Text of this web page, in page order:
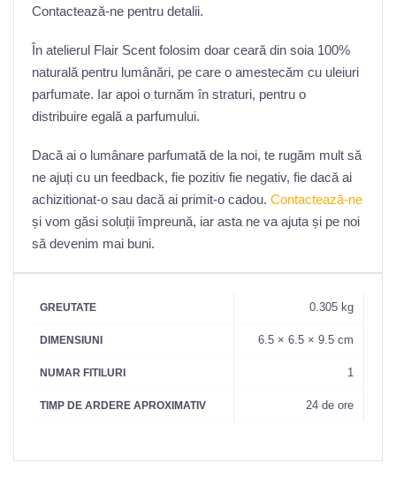
Contactează-ne pentru detalii.
În atelierul Flair Scent folosim doar ceară din soia 100%
naturală pentru lumânări, pe care o amestecăm cu uleiuri
parfumate. Iar apoi o turnăm în straturi, pentru o
distribuire egală a parfumului.
Dacă ai o lumânare parfumată de la noi, te rugăm mult să
ne ajuți cu un feedback, fie pozitiv fie negativ, fie dacă ai
achizitionat-o sau dacă ai primit-o cadou. Contactează-ne
și vom găsi soluții împreună, iar asta ne va ajuta și pe noi
să devenim mai buni.
GREUTATE 0.305 kg
DIMENSIUNI 6.5 × 6.5 × 9.5 cm
NUMAR FITILURI 1
TIMP DE ARDERE APROXIMATIV 24 de ore